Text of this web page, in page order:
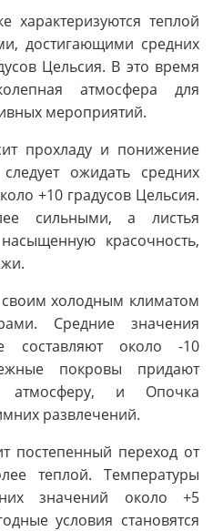
теплой
достигающими средних
Цельсия. В это время
атмосфера для
мероприятий.
прохладу и понижение
ожидать средних
+10 градусов Цельсия.
сильными, а листья
красочность,
холодным климатом
Средние значения
составляют около -10
покровы придают
атмосферу, и Опочка
развлечений.
постепенный переход от
теплой. Температуры
значений около +5
условия становятся